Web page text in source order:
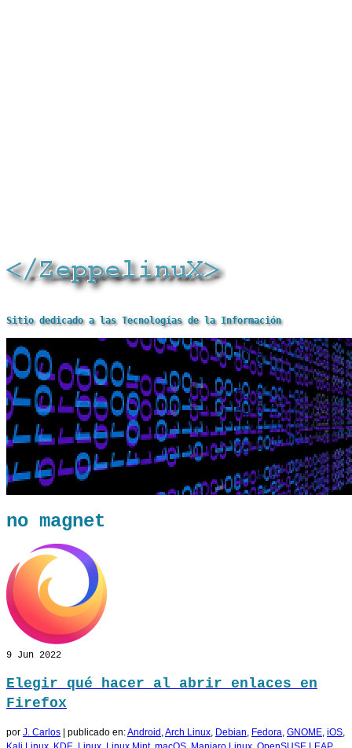
Sitio dedicado a las Tecnologías de la Información
no magnet
9 Jun 2022
Elegir qué hacer al abrir enlaces en
Firefox
por J. Carlos publicado en:Android ,Arch Linux, Debian, Fedora, GNOME, iOS,